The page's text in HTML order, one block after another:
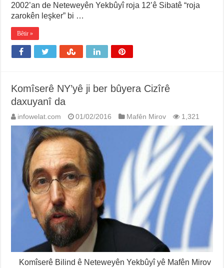
2002’an de Neteweyên Yekbûyî roja 12’ê Sibatê “roja
zarokên leşker” bi …
Bêtir »
Komîserê NY’yê ji ber bûyera Cizîrê
daxuyanî da
infowelat.com 01/02/2016 Mafên Mirov 1,321
Komîserê Bilind ê Neteweyên Yekbûyî yê Mafên Mirov